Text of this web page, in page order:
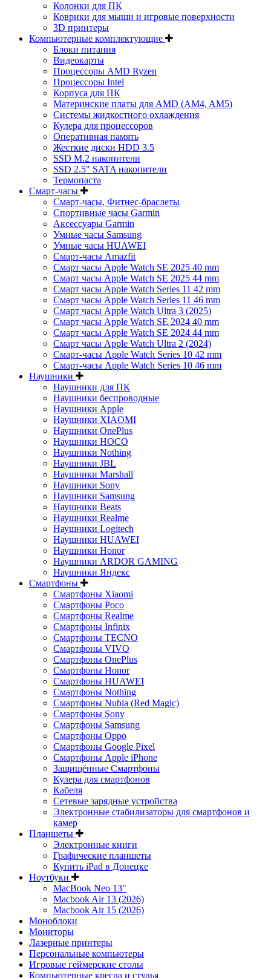
Колонки для ПК
Коврики для мыши и игровые поверхности
3D принтеры
Компьютерные комплектующие
Блоки питания
Видеокарты
Процессоры AMD Ryzen
Процессоры Intel
Корпуса для ПК
Материнские платы для AMD (AM4, AM5)
Системы жидкостного охлаждения
Кулера для процессоров
Оперативная память
Жесткие диски HDD 3.5
SSD M.2 накопители
SSD 2.5" SATA накопители
Термопаста
Смарт-часы
Смарт-часы, Фитнес-браслеты
Спортивные часы Garmin
Аксессуары Garmin
Умные часы Samsung
Умные часы HUAWEI
Смарт-часы Amazfit
Смарт часы Apple Watch SE 2025 40 mm
Смарт часы Apple Watch SE 2025 44 mm
Смарт часы Apple Watch Series 11 42 mm
Смарт часы Apple Watch Series 11 46 mm
Смарт часы Apple Watch Ultra 3 (2025)
Смарт часы Apple Watch SE 2024 40 mm
Смарт часы Apple Watch SE 2024 44 mm
Смарт часы Apple Watch Ultra 2 (2024)
Смарт-часы Apple Watch Series 10 42 mm
Смарт-часы Apple Watch Series 10 46 mm
Наушники
Наушники для ПК
Наушники беспроводные
Наушники Apple
Наушники XIAOMI
Наушники OnePlus
Наушники HOCO
Наушники Nothing
Наушники JBL
Наушники Marshall
Наушники Sony
Наушники Samsung
Наушники Beats
Наушники Realme
Наушники Logitech
Наушники HUAWEI
Наушники Honor
Наушники ARDOR GAMING
Наушники Яндекс
Смартфоны
Смартфоны Xiaomi
Смартфоны Poco
Смартфоны Realme
Смартфоны Infinix
Смартфоны TECNO
Смартфоны VIVO
Смартфоны OnePlus
Смартфоны Honor
Смартфоны HUAWEI
Смартфоны Nothing
Смартфоны Nubia (Red Magic)
Смартфоны Sony
Смартфоны Samsung
Смартфоны Oppo
Смартфоны Google Pixel
Смартфоны Apple iPhone
Защищённые Смартфоны
Кулера для смартфонов
Кабеля
Сетевые зарядные устройства
Электронные стабилизаторы для смартфонов и
камер
Планшеты
Электронные книги
Графические планшеты
Купить iPad в Донецке
Ноутбуки
MacBook Neo 13"
Macbook Air 13 (2026)
Macbook Air 15 (2026)
Моноблоки
Мониторы
Лазерные принтеры
Персональные компьютеры
Игровые геймерские столы
Компьютерные кресла и стулья